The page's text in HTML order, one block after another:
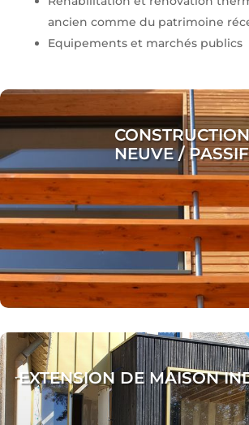
ancien comme du patrimoine
Equipements et marchés publics
CONSTRUCTION
NEUVE / PASSIF
EXTENSION DE MAISON